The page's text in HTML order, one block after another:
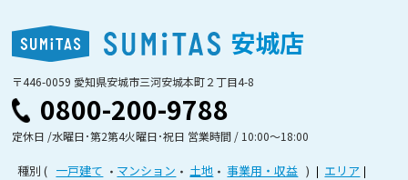
安城店
〒446-0059 愛知県安城市三河安城本町２丁目4-8
0800-200-9788
定休日 /水曜日･第2第4火曜日･祝日 営業時間 / 10:00〜18:00
種別 一戸建て マンション 土地 事業用・収益
エリア